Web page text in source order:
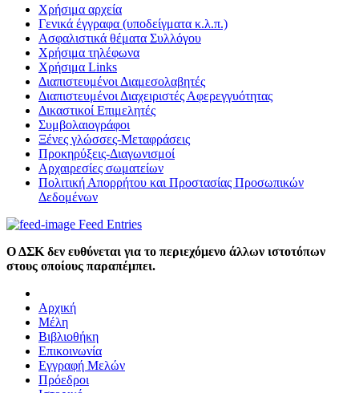
page
Χρήσιμα αρχεία
Γενικά έγγραφα (υποδείγματα κ.λ.π.)
Aσφαλιστικά θέματα Συλλόγου
Χρήσιμα τηλέφωνα
Χρήσιμα Links
Διαπιστευμένοι Διαμεσολαβητές
Διαπιστευμένοι Διαχειριστές Αφερεγγυότητας
Δικαστικοί Επιμελητές
Συμβολαιογράφοι
Ξένες γλώσσες-Μεταφράσεις
Προκηρύξεις-Διαγωνισμοί
Αρχαιρεσίες σωματείων
Πολιτική Απορρήτου και Προστασίας Προσωπικών
Δεδομένων
Feed Entries
Ο ΔΣΚ δεν ευθύνεται για το περιεχόμενο άλλων ιστοτόπων
στους οποίους παραπέμπει.
Αρχική
Μέλη
Βιβλιοθήκη
Επικοινωνία
Εγγραφή Μελών
Πρόεδροι